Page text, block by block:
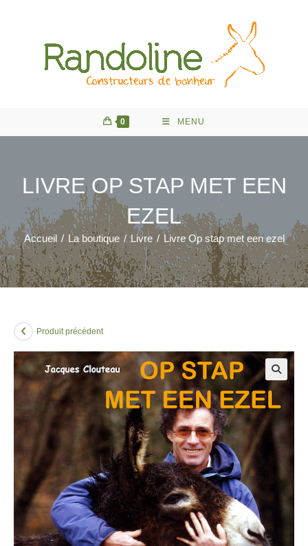
0 MENU
LIVRE OP STAP MET EEN
EZEL
Accueil / La boutique / Livre / Livre Op stap met een ezel
Produit précédent